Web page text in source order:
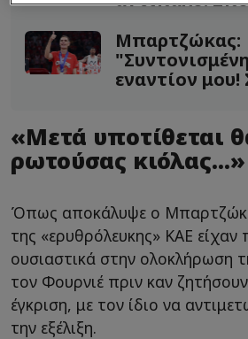
Μπαρτζώκας:
εναντίον μου!
«Μετά υποτίθεται
ρωτούσας κιόλας...»
Όπως αποκάλυψε ο
της «ερυθρόλευκης» ΚΑΕ
ουσιαστικά στην ολοκλήρωση
τον Φουρνιέ πριν καν
έγκριση, με τον ίδιο να
την εξέλιξη.